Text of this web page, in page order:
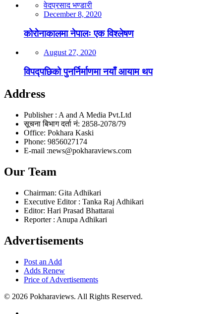
वेदप्रसाद भण्डारी
December 8, 2020
कोरोनाकालमा नेपालः एक विश्लेषण
August 27, 2020
विपद्पछिको पुनर्निर्माणमा नयाँ आयाम थप
Address
Publisher : A and A Media Pvt.Ltd
सूचना बिभाग दर्ता नं: 2858-2078/79
Office: Pokhara Kaski
Phone: 9856027174
E-mail :news@pokharaviews.com
Our Team
Chairman: Gita Adhikari
Executive Editor : Tanka Raj Adhikari
Editor: Hari Prasad Bhattarai
Reporter : Anupa Adhikari
Advertisements
Post an Add
Adds Renew
Price of Advertisements
© 2026 Pokharaviews. All Rights Reserved.